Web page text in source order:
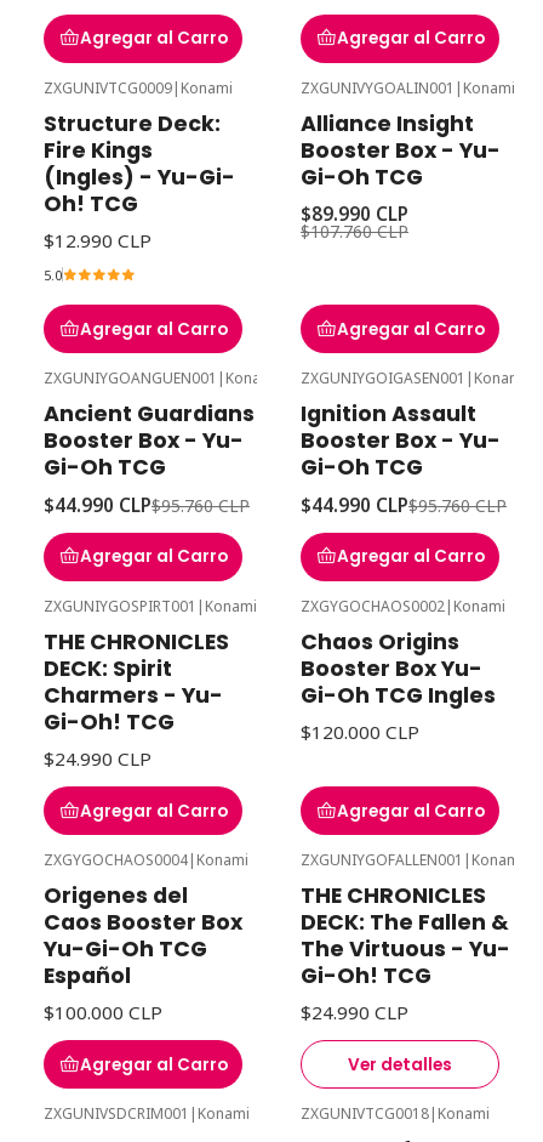
Agregar al Carro Agregar al Carro
ZXGUNIVTCG0009| Konami
Structure Deck:
Fire Kings
(Ingles) - Yu-Gi-
Oh! TCG
$12.990 CLP
5.0
Agregar al Carro
ZXGUNIVYGOALIN001 | Konami
Alliance Insight
Booster Box - Yu-
Gi-Oh TCG
$89.990 CLP
$107.760 CLP
Agregar al Carro
ZXGUNIYGOANGUEN001 | Konami
Ancient Guardians
Booster Box - Yu-
Gi-Oh TCG
$44.990 CLP$95.760 CLP
Agregar al Carro
ZXGUNIYGOIGASEN001 | Konami
Ignition Assault
Booster Box - Yu-
Gi-Oh TCG
$44.990 CLP$95.760 CLP
Agregar al Carro
ZXGUNIYGOSPIRT001 | Konami
THE CHRONICLES
DECK: Spirit
Charmers - Yu-
Gi-Oh! TCG
$24.990 CLP
Agregar al Carro
ZXGYGOCHAOS0002| Konami
Chaos Origins
Booster Box Yu-
Gi-Oh TCG Ingles
$120.000 CLP
Agregar al Carro
ZXGYGOCHAOS0004| Konami
Origenes del
Caos Booster Box
Yu-Gi-Oh TCG
Español
$100.000 CLP
Agregar al Carro
ZXGUNIYGOFALLEN001 | Konami
THE CHRONICLES
DECK: The Fallen &
The Virtuous - Yu-
Gi-Oh! TCG
$24.990 CLP
Ver detalles
ZXGUNIVSDCRIM001 | Konami ZXGUNIVTCG0018| Konami